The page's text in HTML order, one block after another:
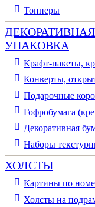
Топперы
УПАКОВКА
Крафт-пакеты,
Конверты,
Подарочные
Гофробумага
Декоративная
Наборы
ХОЛСТЫ
Картины по
Холсты на